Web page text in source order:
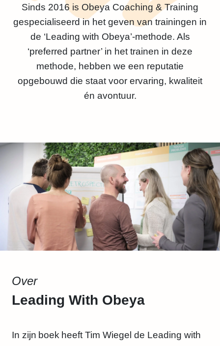
Sinds 2016 is Obeya Coaching & Training
gespecialiseerd in het geven van trainingen in
de ‘Leading with Obeya’-methode. Als
‘preferred partner’ in het trainen in deze
methode, hebben we een reputatie
opgebouwd die staat voor ervaring, kwaliteit
én avontuur.
Over
Leading With Obeya
In zijn boek heeft Tim Wiegel de Leading with